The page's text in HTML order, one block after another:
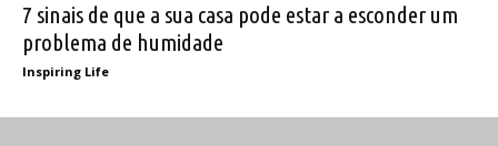
7 sinais de que a sua casa pode estar a esconder um
problema de humidade
Inspiring Life